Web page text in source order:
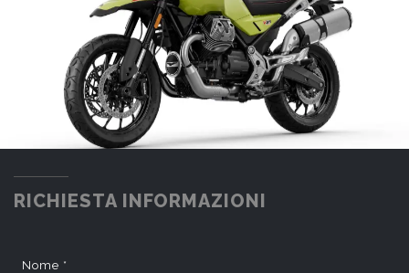
RICHIESTA INFORMAZIONI
Nome *